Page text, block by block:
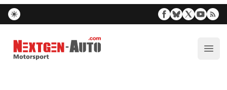
Nextgen-Auto.com